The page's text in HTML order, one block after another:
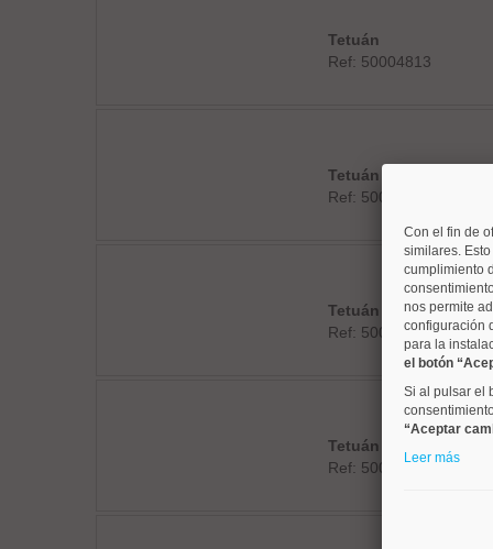
Tetuán
Ref: 50004813
Tetuán
Ref: 50004227
Tetuán
Ref: 50004781
Tetuán
Ref: 50004767
Con el fin de
similares.
cumplimiento
nos permite
configuración
para la
el botón
Si al pulsar el
“Aceptar
Leer más